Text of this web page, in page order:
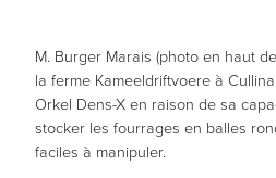
M. Burger Marais (photo en haut
la ferme Kameeldriftvoere à
Orkel Dens-X en raison de sa
stocker les fourrages en balles
faciles à manipuler.